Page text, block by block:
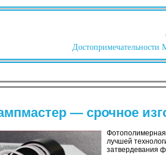
Достопримечательности
— срочное
Фотополимерная
лучшей
затвердевания